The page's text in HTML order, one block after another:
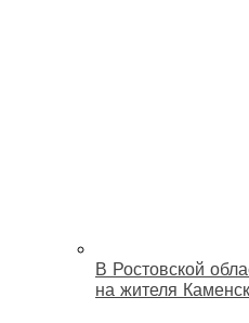
В Ростовской
на жителя